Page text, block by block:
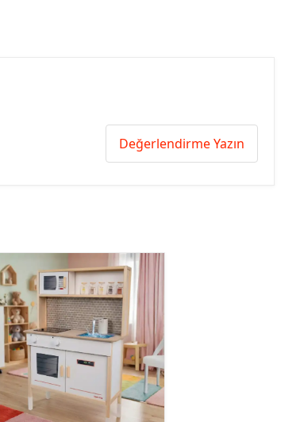
Değerlendirme Yazın